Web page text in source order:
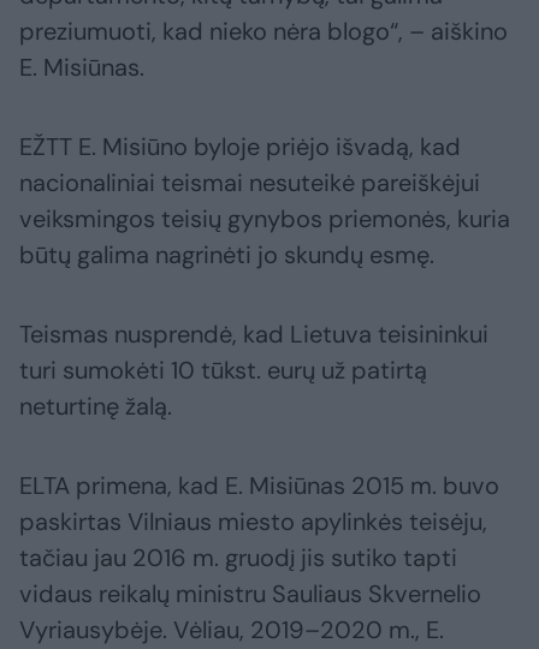
preziumuoti, kad nieko nėra blogo“, – aiškino
E. Misiūnas.
EŽTT E. Misiūno byloje priėjo išvadą, kad
nacionaliniai teismai nesuteikė pareiškėjui
veiksmingos teisių gynybos priemonės, kuria
būtų galima nagrinėti jo skundų esmę.
Teismas nusprendė, kad Lietuva teisininkui
turi sumokėti 10 tūkst. eurų už patirtą
neturtinę žalą.
ELTA primena, kad E. Misiūnas 2015 m. buvo
paskirtas Vilniaus miesto apylinkės teisėju,
tačiau jau 2016 m. gruodį jis sutiko tapti
vidaus reikalų ministru Sauliaus Skvernelio
Vyriausybėje. Vėliau, 2019–2020 m., E.